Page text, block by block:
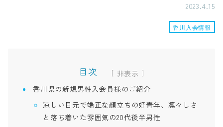
2023.4.15
香川入会情報
目次 [
]
香川県の新規男性入会員様のご紹介
涼しい目元で端正な顔立ちの好青年、凛々しさ
と落ち着いた雰囲気の20代後半男性